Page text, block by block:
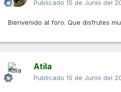
Publicado 15 de Junio del
Bienvenido al foro. Que disfrutes
Atila
Publicado 15 de Junio del